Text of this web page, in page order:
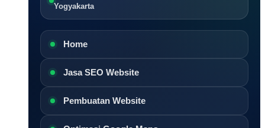
Yogyakarta
Home
Jasa SEO Website
Pembuatan Website